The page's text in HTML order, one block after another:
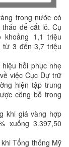
trong nước có
để cắt lỗ. Cụ
1,1 triệu
từ 3 đến 3,7 triệu
hồi phục nhẹ
việc Cục Dự trữ
hiện tập trung
công bố trong
khi giá vàng hợp
xuống 3.397,50
Tổng thống Mỹ